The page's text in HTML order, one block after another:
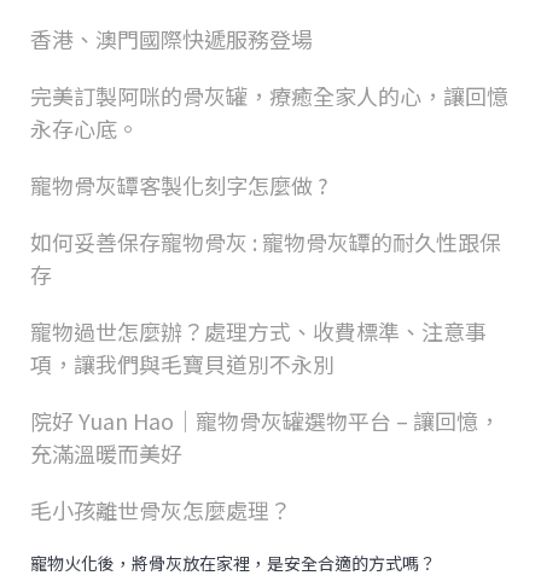
香港、澳門國際快遞服務登場
完美訂製阿咪的骨灰罐，療癒全家人的心，讓回憶
永存心底。
寵物骨灰罈客製化刻字怎麼做 ?
如何妥善保存寵物骨灰 : 寵物骨灰罈的耐久性跟保
存
寵物過世怎麼辦？處理方式、收費標準、注意事
項，讓我們與毛寶貝道別不永別
院好 Yuan Hao｜寵物骨灰罐選物平台 – 讓回憶，
充滿溫暖而美好
毛小孩離世骨灰怎麼處理？
寵物火化後，將骨灰放在家裡，是安全合適的方式嗎？